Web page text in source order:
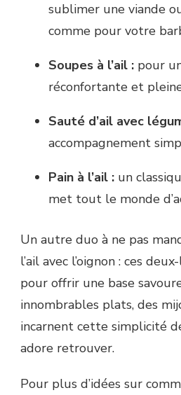
sublimer une viande
comme pour votre
Soupes à l’ail : pour
réconfortante et
Sauté d’ail avec
accompagnement
Pain à l’ail : un
met tout le monde
Un autre duo à ne pas
l’ail avec l’oignon : ces
pour offrir une base
innombrables plats, des
incarnent cette simplicité
adore retrouver.
Pour plus d’idées sur